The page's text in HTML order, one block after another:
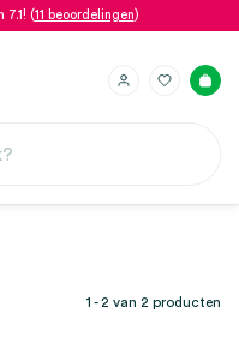
7.1! (11 beoordelingen)
1 - 2 van 2 producten